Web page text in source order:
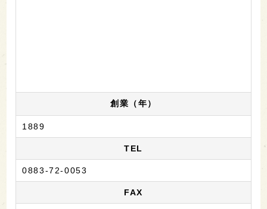
創業（年）
1889
TEL
0883-72-0053
FAX